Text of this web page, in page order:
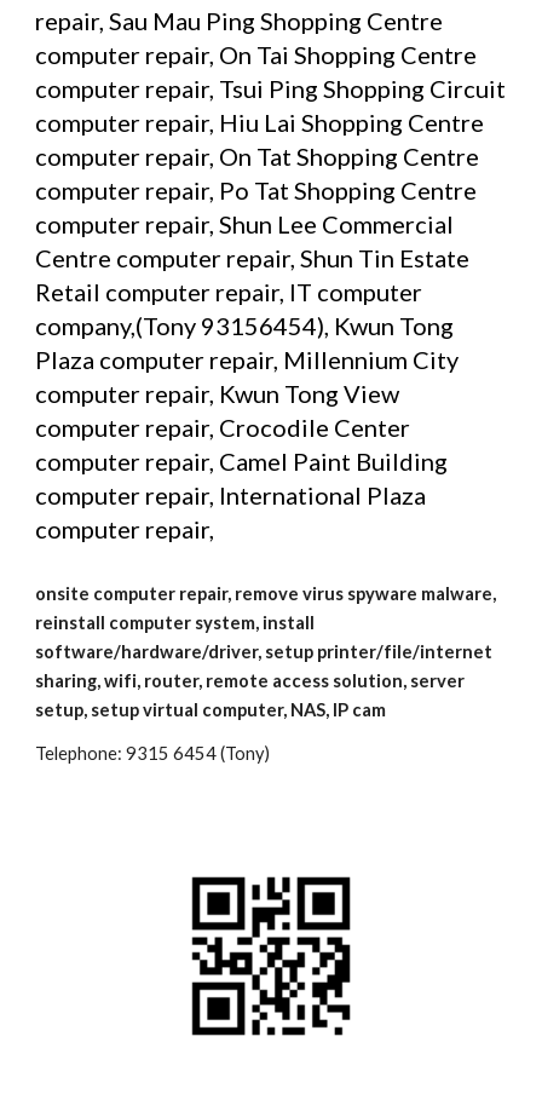
repair, Sau Mau Ping Shopping Centre
computer repair, On Tai Shopping Centre
computer repair, Tsui Ping Shopping Circuit
computer repair, Hiu Lai Shopping Centre
computer repair, On Tat Shopping Centre
computer repair, Po Tat Shopping Centre
computer repair, Shun Lee Commercial
Centre computer repair, Shun Tin Estate
Retail computer repair, IT computer
company,(Tony 93156454), Kwun Tong
Plaza computer repair, Millennium City
computer repair, Kwun Tong View
computer repair, Crocodile Center
computer repair, Camel Paint Building
computer repair, International Plaza
computer repair,
onsite computer repair, remove virus spyware malware,
reinstall computer system, install
software/hardware/driver, setup printer/file/internet
sharing, wifi, router, remote access solution, server
setup, setup virtual computer, NAS, IP cam
Telephone: 9315 6454 (Tony)